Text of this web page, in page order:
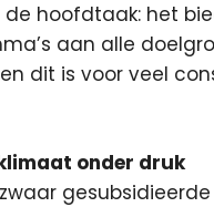
hoofdtaak: het
aan alle
dit is voor veel
onder druk